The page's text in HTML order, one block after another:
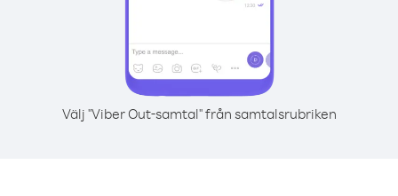
Välj "Viber Out-samtal" från samtalsrubriken